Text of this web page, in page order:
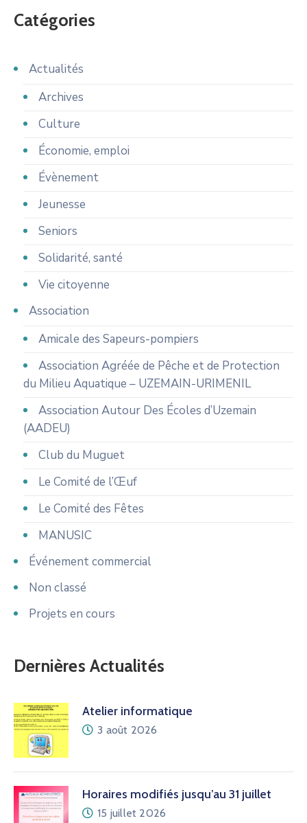
Catégories
Actualités
Archives
Culture
Économie, emploi
Évènement
Jeunesse
Seniors
Solidarité, santé
Vie citoyenne
Association
Amicale des Sapeurs-pompiers
Association Agréée de Pêche et de Protection
du Milieu Aquatique – UZEMAIN-URIMENIL
Association Autour Des Écoles d’Uzemain
(AADEU)
Club du Muguet
Le Comité de l’Œuf
Le Comité des Fêtes
MANUSIC
Événement commercial
Non classé
Projets en cours
Dernières Actualités
Atelier informatique
3 août 2026
Horaires modifiés jusqu’au 31 juillet
15 juillet 2026